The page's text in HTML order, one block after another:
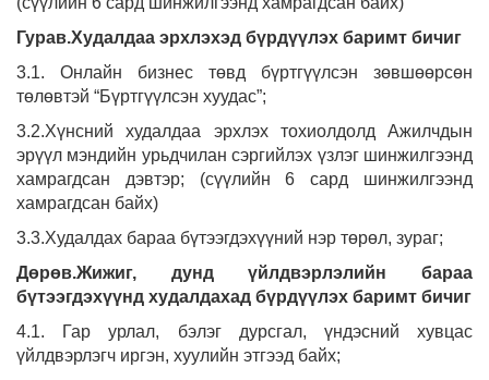
Гурав.Худалдаа эрхлэхэд бүрдүүлэх баримт бичиг
3.1. Онлайн бизнес төвд бүртгүүлсэн зөвшөөрсөн
төлөвтэй “Бүртгүүлсэн хуудас”;
3.2.Хүнсний худалдаа эрхлэх тохиолдолд Ажилчдын
эрүүл мэндийн урьдчилан сэргийлэх үзлэг шинжилгээнд
хамрагдсан дэвтэр; (сүүлийн 6 сард шинжилгээнд
хамрагдсан байх)
3.3.Худалдах бараа бүтээгдэхүүний нэр төрөл, зураг;
Дөрөв.Жижиг, дунд үйлдвэрлэлийн бараа
бүтээгдэхүүнд худалдахад бүрдүүлэх баримт бичиг
4.1. Гар урлал, бэлэг дурсгал, үндэсний хувцас
үйлдвэрлэгч иргэн, хуулийн этгээд байх;